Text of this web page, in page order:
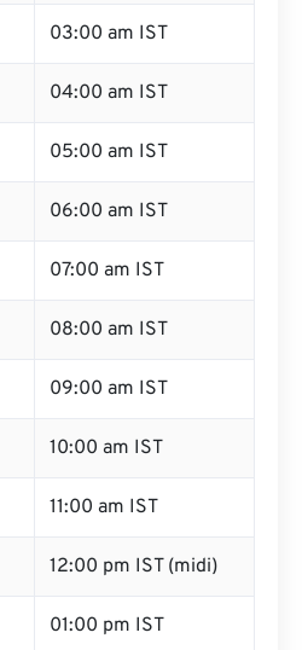
03:00 am IST
04:00 am IST
05:00 am IST
06:00 am IST
07:00 am IST
08:00 am IST
09:00 am IST
10:00 am IST
11:00 am IST
12:00 pm IST (midi)
01:00 pm IST